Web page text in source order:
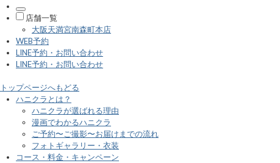
店舗一覧
大阪天満宮南森町本店
WEB予約
LINE予約・お問い合わせ
LINE予約・お問い合わせ
トップページへもどる
ハニクラとは？
ハニクラが選ばれる理由
漫画でわかるハニクラ
ご予約〜ご撮影〜お届けまでの流れ
フォトギャラリー・衣装
コース・料金・キャンペーン